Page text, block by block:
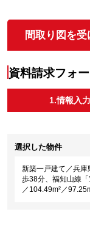
間取り図を受
資料請求フォ
1.情報入力
選択した物件
新築一戸建て／兵
歩38分、福知山線
／104.49m²／